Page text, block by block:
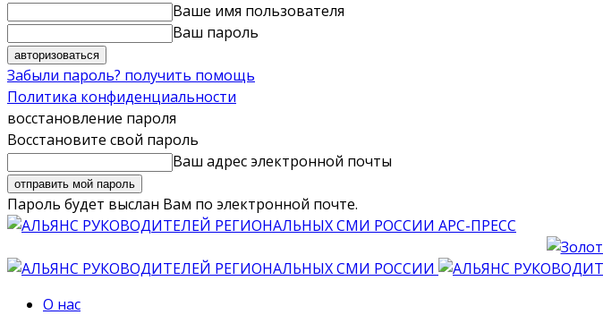
Ваше имя пользователя
Ваш пароль
Забыли пароль? получить помощь
Политика конфиденциальности
восстановление пароля
Восстановите свой пароль
Ваш адрес электронной почты
Пароль будет выслан Вам по электронной почте.
АРС-ПРЕСС
О нас